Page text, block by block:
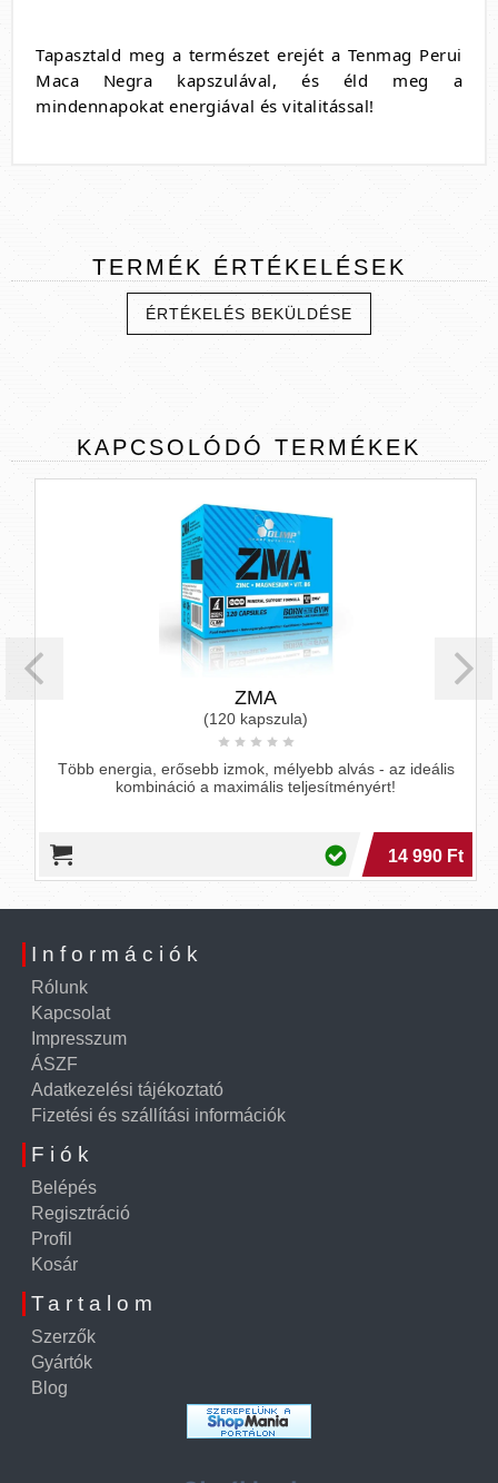
Tapasztald meg a természet erejét a Tenmag Perui
Maca Negra kapszulával, és éld meg a
mindennapokat energiával és vitalitással!
TERMÉK ÉRTÉKELÉSEK
ÉRTÉKELÉS BEKÜLDÉSE
KAPCSOLÓDÓ TERMÉKEK
ZMA
(120 kapszula)
Több energia, erősebb izmok, mélyebb alvás - az ideális
kombináció a maximális teljesítményért!
14 990 Ft
Információk
Rólunk
Kapcsolat
Impresszum
ÁSZF
Adatkezelési tájékoztató
Fizetési és szállítási információk
Fiók
Belépés
Regisztráció
Profil
Kosár
Tartalom
Szerzők
Gyártók
Blog